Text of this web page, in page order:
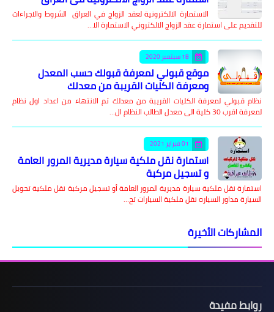
الاستمارة الالكترونية لعقد الزواج في العراق الشروط والاجراءات
للتقديم على استمارة عقد الزواج الالكتروني الاستمارة الا…
18 سبتمبر 2020
موقع قبولي لمعرفة قبولك حسب المعدل
ومعرفة الكليات القريبة من معدلك
نظام قبولي لمعرفة الكليات القريبة من معدلك تم الانتهاء من اعداد اول نظام
لمعرفة اقرب 30 كلية الى معدل الطالب النظام ال…
01 فبراير 2021
استمارة نقل ملكية سيارة مديرية المرور العامة
و تسجيل مركبة
استمارة نقل ملكية سيارة مديرية المرور العامة أو تسجيل مركبة نقل ملكية تحويل
السيارة مداور السياره نقل ملكية السيارات تح…
المشاركات الأخيرة
روابط مفيدة